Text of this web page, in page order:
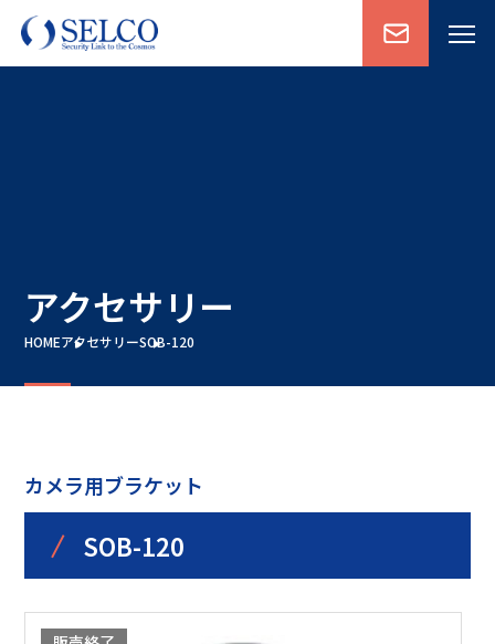
アクセサリー
HOMEアクセサリーSOB-120
カメラ用ブラケット
/ SOB-120